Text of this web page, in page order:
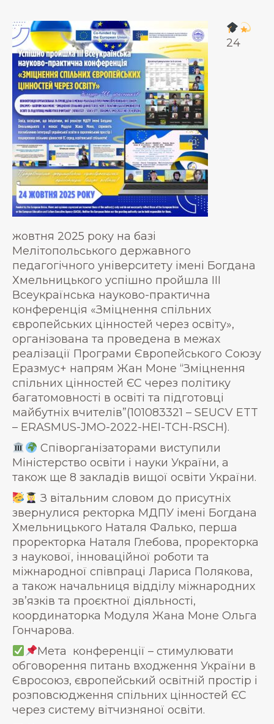
24
жовтня 2025 року на базі
Мелітопольського державного
педагогічного університету імені Богдана
Хмельницького успішно пройшла IIІ
Всеукраїнська науково-практична
конференція «Зміцнення спільних
європейських цінностей через освіту»,
організована та проведена в межах
реалізації Програми Європейського Союзу
Еразмус+ напрям Жан Моне “Зміцнення
спільних цінностей ЄС через політику
багатомовності в освіті та підготовці
майбутніх вчителів”(101083321 – SEUCV ETT
– ERASMUS-JMO-2022-HEI-TCH-RSCH).
Співорганізаторами виступили
Міністерство освіти і науки України, а
також ще 8 закладів вищої освіти України.
З вітальним словом до присутніх
звернулися ректорка МДПУ імені Богдана
Хмельницького Наталя Фалько, перша
проректорка Наталя Глебова, проректорка
з наукової, інноваційної роботи та
міжнародної співпраці Лариса Полякова,
а також начальниця відділу міжнародних
зв’язків та проєктної діяльності,
координаторка Модуля Жана Моне Ольга
Гончарова.
Мета конференції – стимулювати
обговорення питань входження України в
Євросоюз, європейський освітній простір і
розповсюдження спільних цінностей ЄС
через систему вітчизняної освіти.